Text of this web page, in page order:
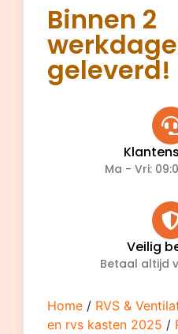
Binnen 2
geleverd!
Ma - Vri:
Veilig
Betaal altijd
Home / RVS &
en rvs kasten 2025 /